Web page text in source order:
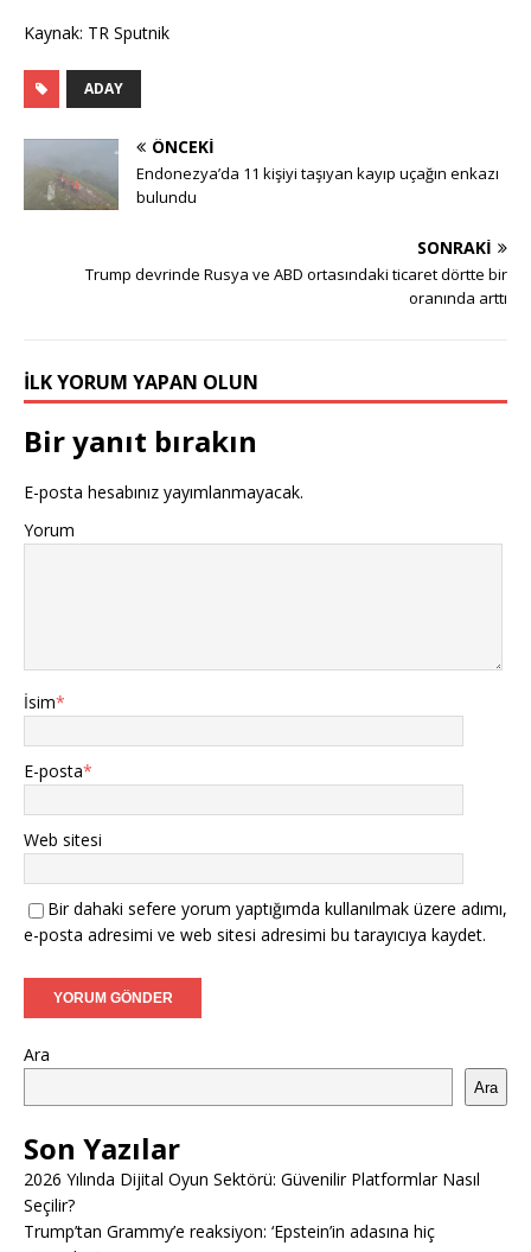
Kaynak: TR Sputnik
ADAY
ÖNCEKI
Endonezya’da 11 kişiyi taşıyan kayıp uçağın enkazı
bulundu
SONRAKI
Trump devrinde Rusya ve ABD ortasındaki ticaret dörtte bir
oranında arttı
İLK YORUM YAPAN OLUN
Bir yanıt bırakın
E-posta hesabınız yayımlanmayacak.
Yorum
İsim*
E-posta*
Web sitesi
Bir dahaki sefere yorum yaptığımda kullanılmak üzere adımı,
e-posta adresimi ve web sitesi adresimi bu tarayıcıya kaydet.
Ara
Ara
Son Yazılar
2026 Yılında Dijital Oyun Sektörü: Güvenilir Platformlar Nasıl
Seçilir?
Trump’tan Grammy’e reaksiyon: ‘Epstein’in adasına hiç